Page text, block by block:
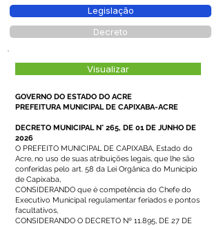
Legislação
Decreto
Visualizar
GOVERNO DO ESTADO DO ACRE
PREFEITURA MUNICIPAL DE CAPIXABA-ACRE
DECRETO MUNICIPAL N° 265, DE 01 DE JUNHO DE
2026
O PREFEITO MUNICIPAL DE CAPIXABA, Estado do
Acre, no uso de suas atribuições legais, que lhe são
conferidas pelo art. 58 da Lei Orgânica do Município
de Capixaba,
CONSIDERANDO que é competência do Chefe do
Executivo Municipal regulamentar feriados e pontos
facultativos,
CONSIDERANDO O DECRETO Nº 11.895, DE 27 DE